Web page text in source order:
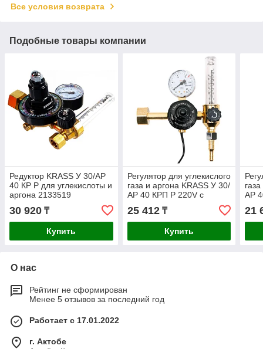
Все условия возврата
Подобные товары компании
Редуктор KRASS У 30/АР
40 КР Р для углекислоты и
аргона 2133519
30 920 ₸
Купить
Регулятор для углекислого
газа и аргона KRASS У 30/
АР 40 КРП Р 220V с
ротаметром и встроенным
подогревателем
25 412₸
Купить
АР
21
О нас
Рейтинг не сформирован
Менее 5 отзывов за последний год
Работает с 17.01.2022
г. Актобе